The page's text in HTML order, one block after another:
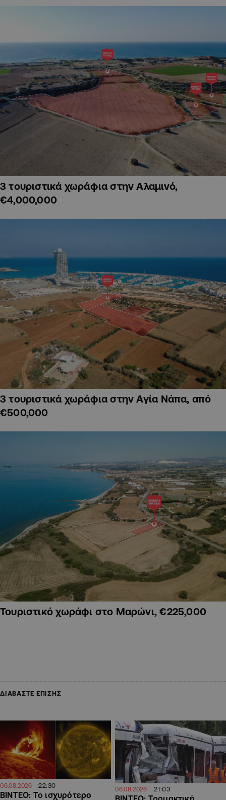
3 τουριστικά χωράφια στην Αλαμινό,
€4,000,000
3 τουριστικά χωράφια στην Αγία Νάπα, από
€500,000
Τουριστικό χωράφι στο Μαρώνι, €225,000
ΔΙΑΒΑΣΤΕ ΕΠΙΣΗΣ
06.08.2026 22:30
ΒΙΝΤΕΟ: Το ισχυρότερο
06.08.2026 21:03